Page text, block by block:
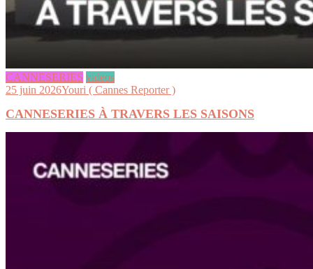
CANNESERIES videos
25 juin 2026Youri ( Cannes Reporter )
CANNESERIES À TRAVERS LES SAISONS